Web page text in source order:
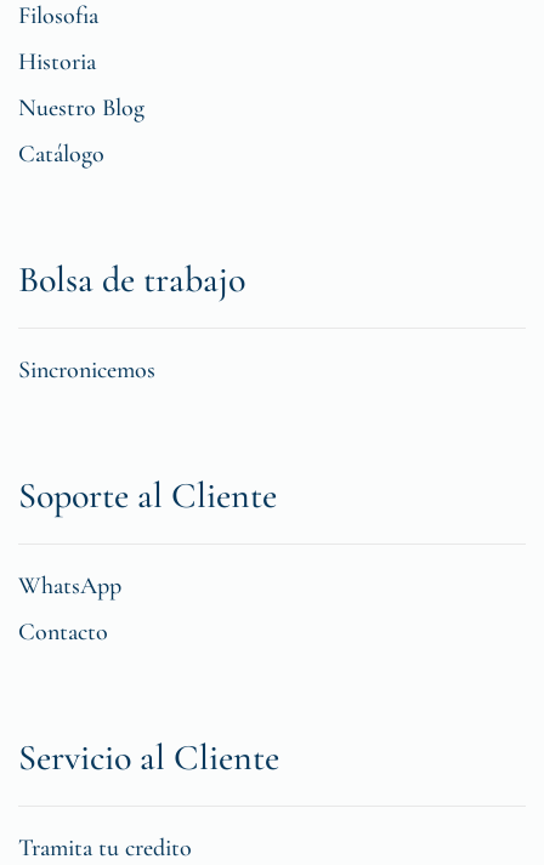
Filosofia
Historia
Nuestro Blog
Catálogo
Bolsa de trabajo
Sincronicemos
Soporte al Cliente
WhatsApp
Contacto
Servicio al Cliente
Tramita tu credito